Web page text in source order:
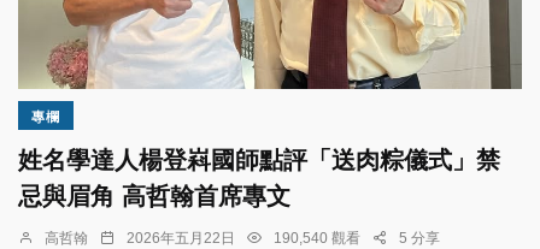
專欄
姓名學達人楊登嵙國師點評「送肉粽儀式」禁
忌與眉角 高哲翰首席專文
高哲翰 2026年五月22日 190,540 觀看 5 分享